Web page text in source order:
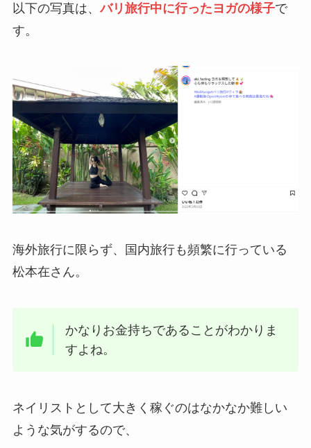
以下の写真は、バリ旅行中に行ったヨガの様子で
す。
海外旅行に限らず、国内旅行も頻繁に行っている
松本在さん。
かなりお金持ちであることがわかりま
すよね。
ネイリストとして大きく稼ぐのはなかなか難しい
ような気がするので、